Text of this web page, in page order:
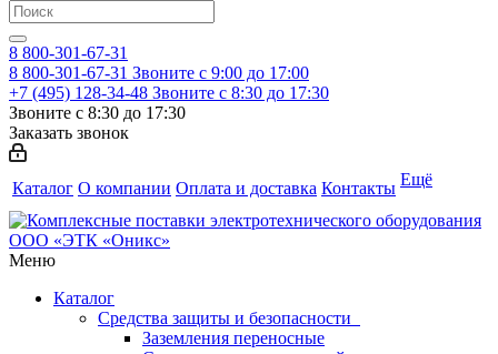
8 800-301-67-31
8 800-301-67-31 Звоните с 9:00 до 17:00
+7 (495) 128-34-48 Звоните с 8:30 до 17:30
Звоните с 8:30 до 17:30
Заказать звонок
Каталог О компании Оплата и доставка Контакты Ещё
Меню
Каталог
Средства защиты и безопасности
Заземления переносные